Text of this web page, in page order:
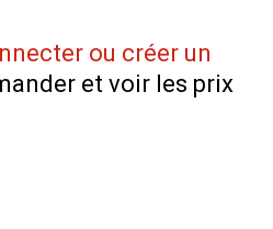
ou créer un
et voir les prix